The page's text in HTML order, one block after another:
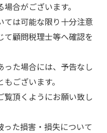
合がございます。
ては可能な限り十分注意
て顧問税理士等へ確認を
た場合には、予告なし
ございます。
覧頂くようにお願い致し
た損害・損失について